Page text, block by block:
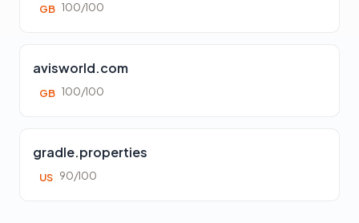
GB 100/100
avisworld.com
GB 100/100
gradle.properties
US 90/100